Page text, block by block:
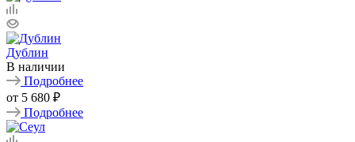
Дублин
В наличии
Подробнее
от 5 680 ₽
Подробнее